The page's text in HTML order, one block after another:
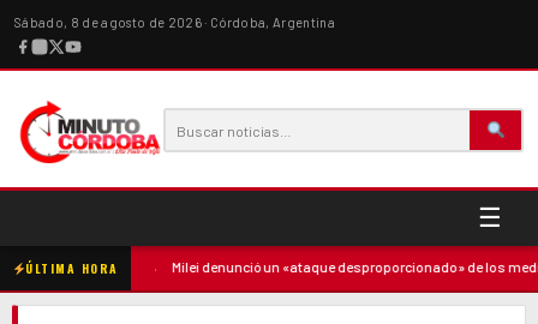
Sábado, 8 de agosto de 2026 · Córdoba, Argentina
☰
ÚLTIMA HORA
contra la madre Milei denunció un «ataque desproporcionado» de los